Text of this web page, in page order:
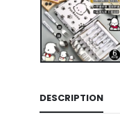
DESCRIPTION